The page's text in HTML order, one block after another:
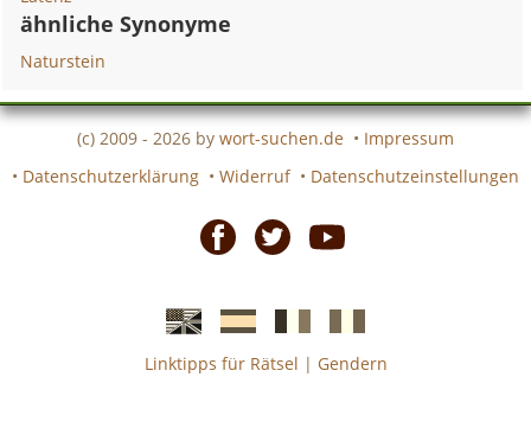
ähnliche Synonyme
Naturstein
(c) 2009 - 2026 by wort-suchen.de • Impressum
• Datenschutzerklärung • Widerruf • Datenschutzeinstellungen
EnglischeSpanischefranzösicheitalienische
Linktipps für Rätsel | Gendern